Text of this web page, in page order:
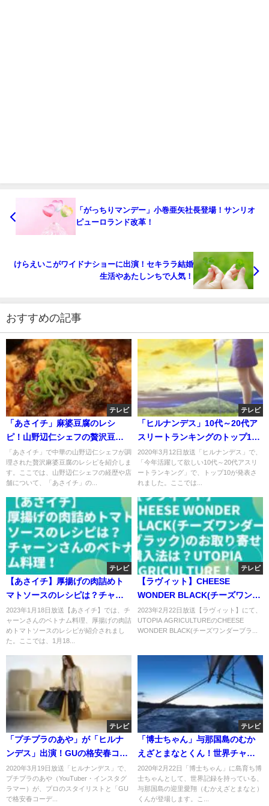
「がっちりマンデー」小巻亜矢社長登場！サンリオ
ピューロランド改革！
けらえいこがワイドナショーに出演！セキララ結婚
生活やあたしンちで人気！
おすすめの記事
テレビ
「あさイチ」麻婆豆腐のレシ
ピ！山野辺仁シェフの贅沢豆腐
料理とは？
「あさイチ」で中華の山野辺仁シェフが調
理された贅沢麻婆豆腐のレシピを紹介しま
す。ここでは、山野辺仁シェフの経歴や店
舗について、「あさイチ」の...
テレビ
「ヒルナンデス」10代～20代ア
スリートランキングのトップ10!
今年活躍して欲しい!
2020年3月12日放送「ヒルナンデス」で、
「今年活躍して欲しい10代～20代アスリ
ートランキング」で、トップ10が発表さ
れました。ここでは...
テレビ
【あさイチ】厚揚げの肉詰めト
マトソースのレシピは？チャー
ンさんのベトナム料理！
2023年1月18日放送【あさイチ】では、チ
ャーンさんのベトナム料理、厚揚げの肉詰
めトマトソースのレシピが紹介されまし
た。ここでは、1月18...
テレビ
【ラヴィット】CHEESE
WONDER BLACK(チーズワンダ
ーブラック)のお取り寄せ・購入
法は？UTOPIA
AGRICULTURE！
2023年2月22日放送【ラヴィット】にて、
UTOPIA AGRICULTUREのCHEESE
WONDER BLACK(チーズワンダーブラ...
テレビ
「プチプラのあや」が「ヒルナ
ンデス」出演！GUの格安春コー
デ披露！
2020年3月19日放送「ヒルナンデス」で、
プチプラのあや（YouTuber・インスタグ
ラマー）が、プロのスタイリストと「GU
で格安春コーデ...
テレビ
「博士ちゃん」与那国島のむか
えざとまなとくん！世界チャン
ピオン？
2020年2月22日「博士ちゃん」に島育ち博
士ちゃんとして、世界記録を持っている、
与那国島の迎里愛翔（むかえざとまなと）
くんが登場します。こ...